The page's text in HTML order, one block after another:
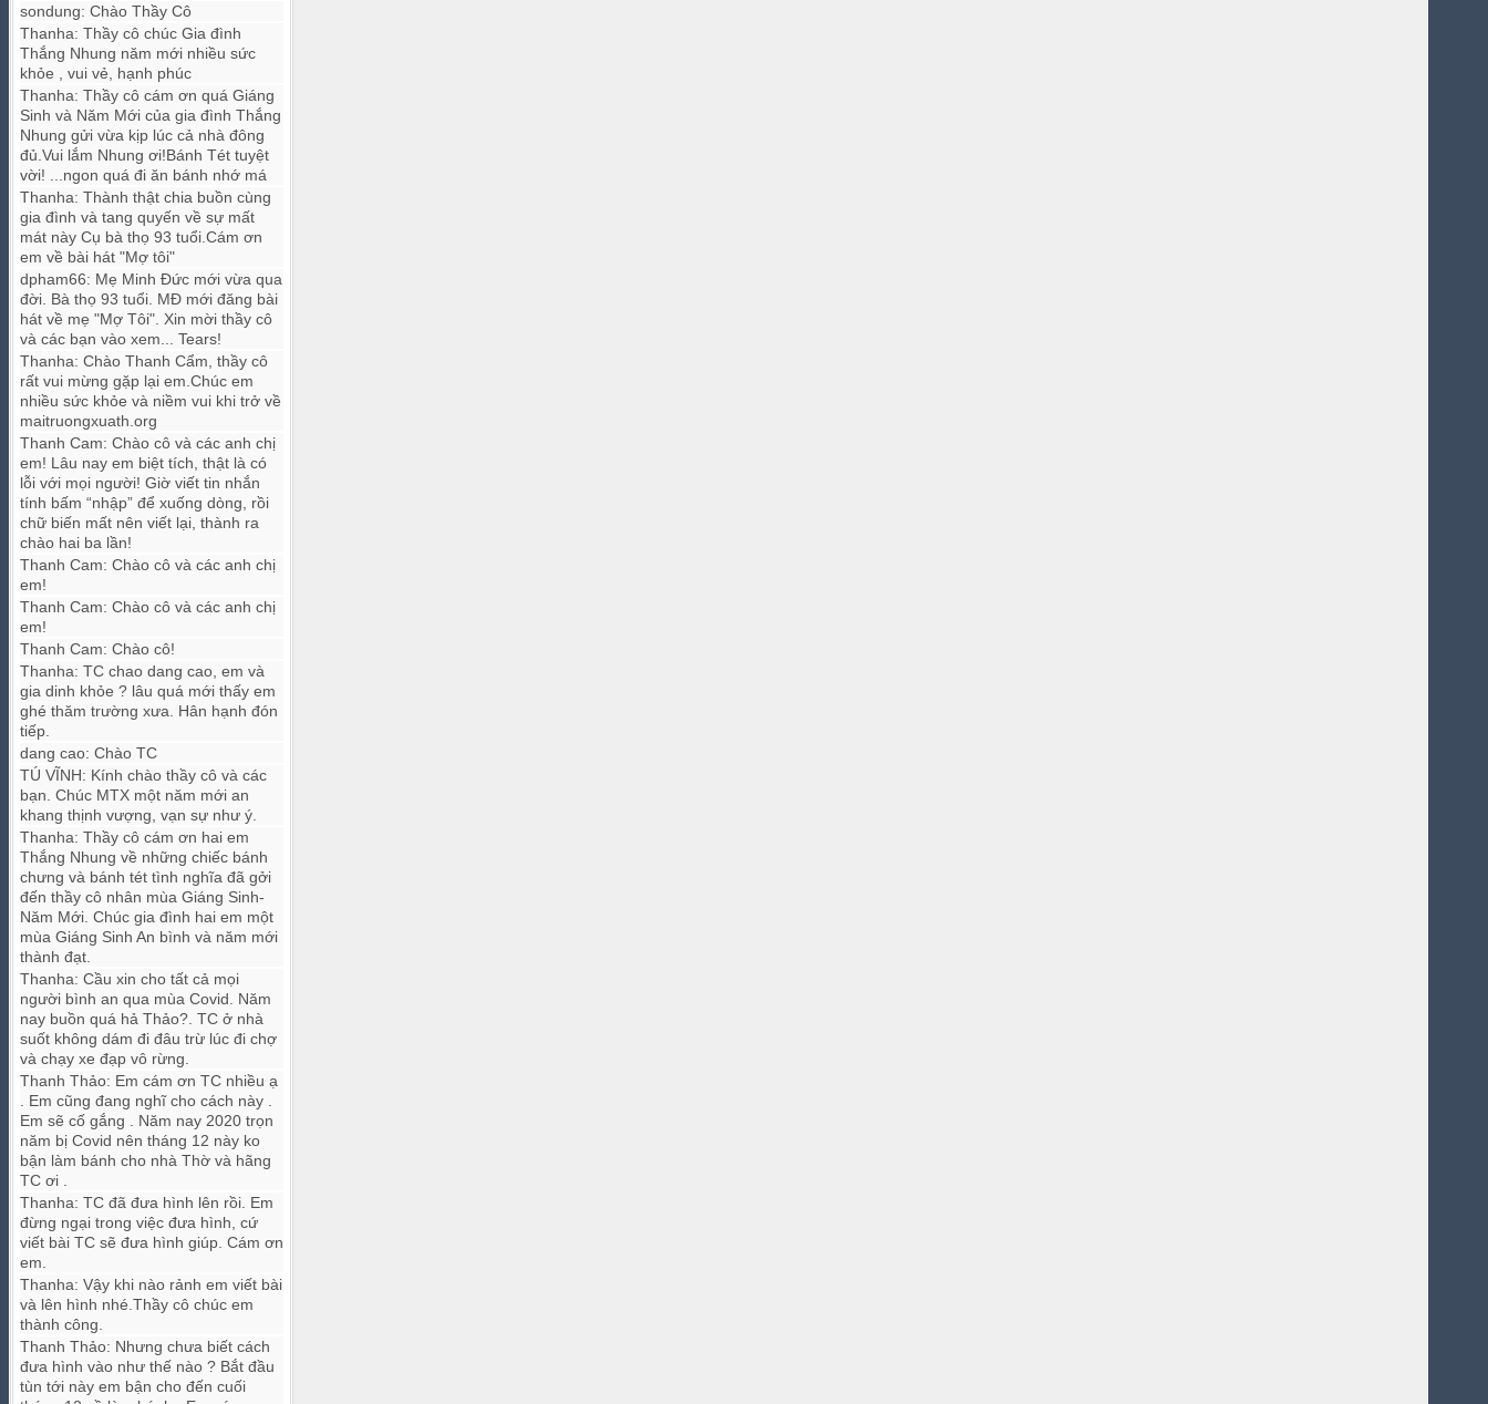
sondung: Chào Thầy Cô
Thanha: Thầy cô chúc Gia đình
Thắng Nhung năm mới nhiều sức
khỏe , vui vẻ, hạnh phúc
Thanha: Thầy cô cám ơn quá Giáng
Sinh và Năm Mới của gia đình Thắng
Nhung gửi vừa kịp lúc cả nhà đông
đủ.Vui lắm Nhung ơi!Bánh Tét tuyệt
vời! ...ngon quá đi ăn bánh nhớ má
Thanha: Thành thật chia buồn cùng
gia đình và tang quyến về sự mất
mát này Cụ bà thọ 93 tuổi.Cám ơn
em về bài hát "Mợ tôi"
dpham66: Mẹ Minh Đức mới vừa qua
đời. Bà thọ 93 tuổi. MĐ mới đăng bài
hát về mẹ "Mợ Tôi". Xin mời thầy cô
và các bạn vào xem... Tears!
Thanha: Chào Thanh Cẩm, thầy cô
rất vui mừng gặp lại em.Chúc em
nhiều sức khỏe và niềm vui khi trở về
maitruongxuath.org
Thanh Cam: Chào cô và các anh chị
em! Lâu nay em biệt tích, thật là có
lỗi với mọi người! Giờ viết tin nhắn
tính bấm “nhập” để xuống dòng, rồi
chữ biến mất nên viết lại, thành ra
chào hai ba lần!
Thanh Cam: Chào cô và các anh chị
em!
Thanh Cam: Chào cô và các anh chị
em!
Thanh Cam: Chào cô!
Thanha: TC chao dang cao, em và
gia dinh khỏe ? lâu quá mới thấy em
ghé thăm trường xưa. Hân hạnh đón
tiếp.
dang cao: Chào TC
TÚ VĨNH: Kính chào thầy cô và các
bạn. Chúc MTX một năm mới an
khang thịnh vượng, vạn sự như ý.
Thanha: Thầy cô cám ơn hai em
Thắng Nhung về những chiếc bánh
chưng và bánh tét tình nghĩa đã gởi
đến thầy cô nhân mùa Giáng Sinh-
Năm Mới. Chúc gia đình hai em một
mùa Giáng Sinh An bình và năm mới
thành đạt.
Thanha: Cầu xin cho tất cả mọi
người bình an qua mùa Covid. Năm
nay buồn quá hả Thảo?. TC ở nhà
suốt không dám đi đâu trừ lúc đi chợ
và chạy xe đạp vô rừng.
Thanh Thảo: Em cám ơn TC nhiều ạ
. Em cũng đang nghĩ cho cách này .
Em sẽ cố gắng . Năm nay 2020 trọn
năm bị Covid nên tháng 12 này ko
bận làm bánh cho nhà Thờ và hãng
TC ơi .
Thanha: TC đã đưa hình lên rồi. Em
đừng ngại trong việc đưa hình, cứ
viết bài TC sẽ đưa hình giúp. Cám ơn
em.
Thanha: Vậy khi nào rảnh em viết bài
và lên hình nhé.Thầy cô chúc em
thành công.
Thanh Thảo: Nhưng chưa biết cách
đưa hình vào như thế nào ? Bắt đầu
tùn tới này em bận cho đến cuối